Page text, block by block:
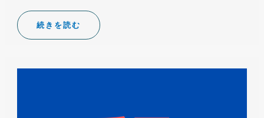
続きを読む